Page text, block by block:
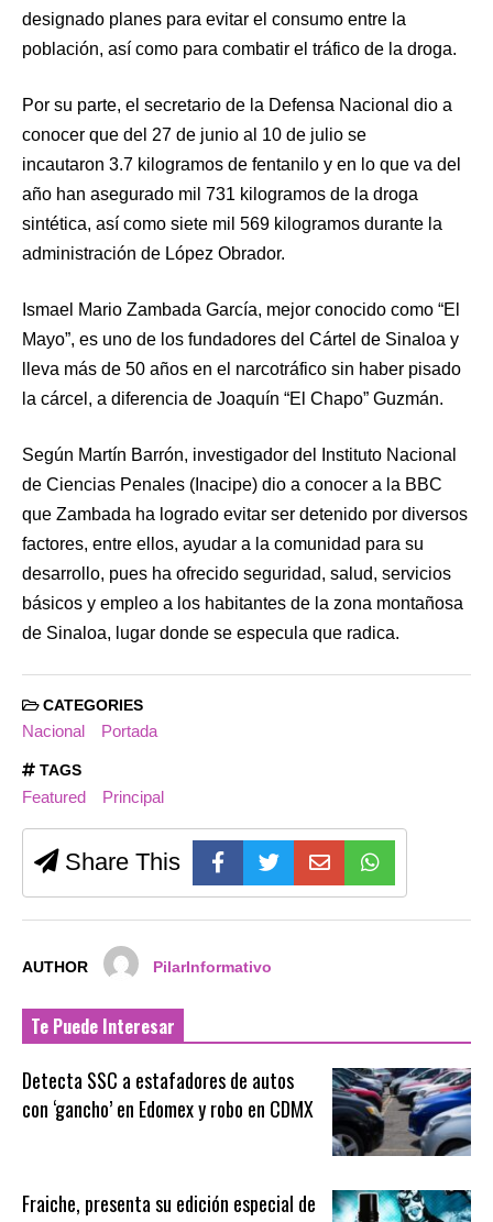
designado planes para evitar el consumo entre la
población, así como para combatir el tráfico de la droga.
Por su parte, el secretario de la Defensa Nacional dio a
conocer que del 27 de junio al 10 de julio se
incautaron 3.7 kilogramos de fentanilo y en lo que va del
año han asegurado mil 731 kilogramos de la droga
sintética, así como siete mil 569 kilogramos durante la
administración de López Obrador.
Ismael Mario Zambada García, mejor conocido como “El
Mayo”, es uno de los fundadores del Cártel de Sinaloa y
lleva más de 50 años en el narcotráfico sin haber pisado
la cárcel, a diferencia de Joaquín “El Chapo” Guzmán.
Según Martín Barrón, investigador del Instituto Nacional
de Ciencias Penales (Inacipe) dio a conocer a la BBC
que Zambada ha logrado evitar ser detenido por diversos
factores, entre ellos, ayudar a la comunidad para su
desarrollo, pues ha ofrecido seguridad, salud, servicios
básicos y empleo a los habitantes de la zona montañosa
de Sinaloa, lugar donde se especula que radica.
CATEGORIES
Nacional Portada
TAGS
Featured Principal
Share This
AUTHOR PilarInformativo
Te Puede Interesar
Detecta SSC a estafadores de autos
con ‘gancho’ en Edomex y robo en CDMX
Fraiche, presenta su edición especial de